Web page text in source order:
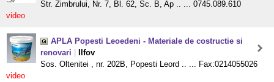
Str. Zimbrului, Nr. 7, Bl. 62, Sc. B, Ap .. ... 0745.089.610
video
APLA Popesti Leoedeni - Materiale de costructie si
renovari
Ilfov
Sos. Oltenitei , nr. 202B, Popesti Leord .. ... Fax:0214055026
video